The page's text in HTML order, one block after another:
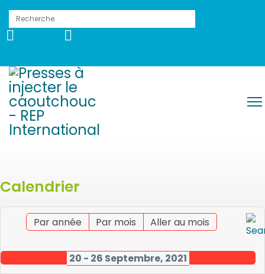
Calendrier
Par année Par mois Aller au mois
20 - 26 Septembre, 2021